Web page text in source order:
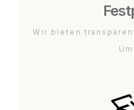
Wir bieten